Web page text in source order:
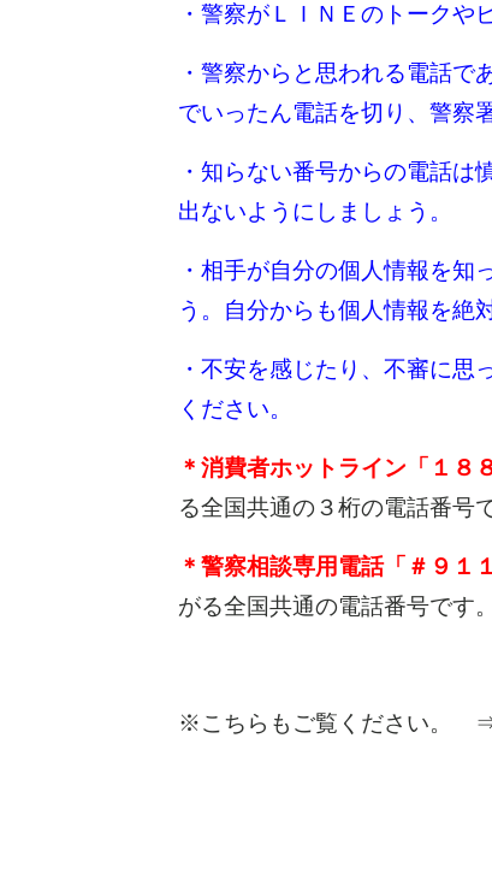
・警察がＬＩＮＥのトークや
・警察からと思われる電話
でいったん電話を切り、警察
・知らない番号からの電話
出ないようにしましょう。
・相手が自分の個人情報を知
う。自分からも個人情報を絶
・不安を感じたり、不審に
ください。
＊消費者ホットライン「１８
る全国共通の３桁の電話番号
＊警察相談専用電話「＃９１
がる全国共通の電話番号です。
※こちらもご覧くださ